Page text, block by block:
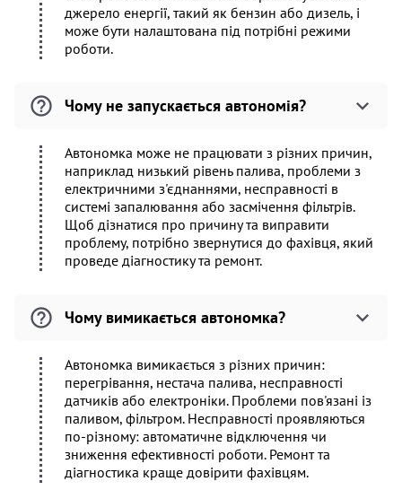
джерело енергії, такий як бензин або дизель, і
може бути налаштована під потрібні режими
роботи.
Чому не запускається автономія?
Автономка може не працювати з різних причин,
наприклад низький рівень палива, проблеми з
електричними з'єднаннями, несправності в
системі запалювання або засмічення фільтрів.
Щоб дізнатися про причину та виправити
проблему, потрібно звернутися до фахівця, який
проведе діагностику та ремонт.
Чому вимикається автономка?
Автономка вимикається з різних причин:
перегрівання, нестача палива, несправності
датчиків або електроніки. Проблеми пов'язані із
паливом, фільтром. Несправності проявляються
по-різному: автоматичне відключення чи
зниження ефективності роботи. Ремонт та
діагностика краще довірити фахівцям.